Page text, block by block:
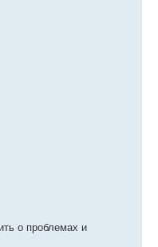
о проблемах и